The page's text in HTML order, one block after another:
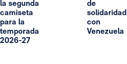
la segunda
camiseta
para la
temporada
2026-27
de
solidaridad
con
Venezuela